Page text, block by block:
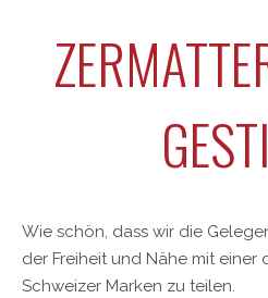
Wie schön, dass wir die
der Freiheit und Nähe mit einer
Schweizer Marken zu teilen.